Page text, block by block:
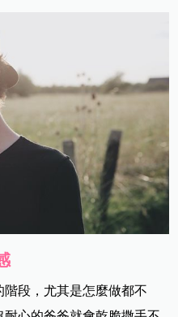
段，尤其是怎麼做都不